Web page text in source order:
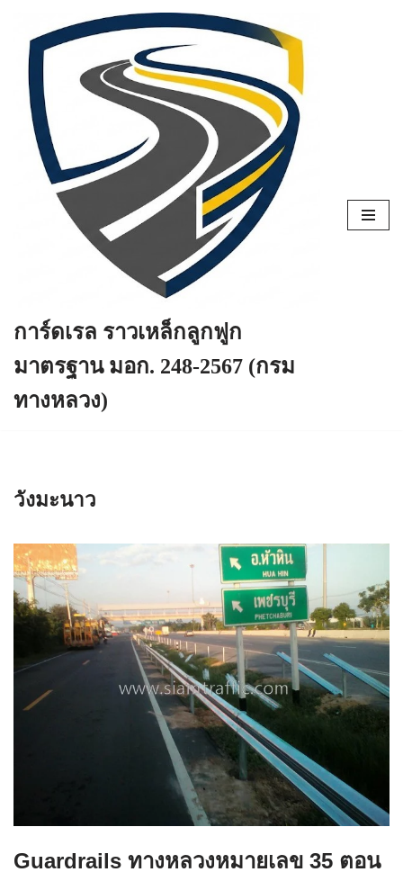
Skip
content
การ์ดเรล ราวเหล็กลูกฟูก
มาตรฐาน มอก. 248-2567 (กรม
ทางหลวง)
วังมะนาว
Guardrails ทางหลวงหมายเลข 35 ตอน